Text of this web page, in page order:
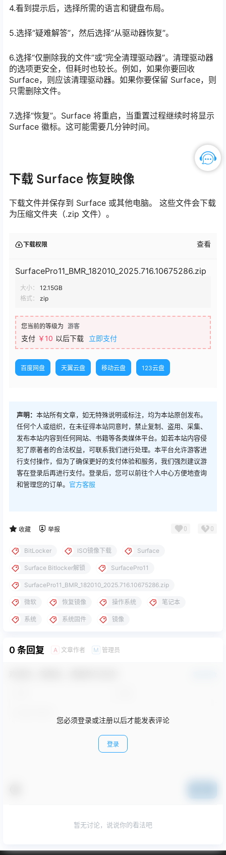
4.看到提示后，选择所需的语言和键盘布局。
5.选择“疑难解答”，然后选择“从驱动器恢复”。
6.选择“仅删除我的文件”或“完全清理驱动器”。清理驱动器
的选项更安全，但耗时也较长。例如，如果你要回收
Surface，则应该清理驱动器。如果你要保留 Surface，则
只需删除文件。
7.选择“恢复”。Surface 将重启，当重置过程继续时将显示
Surface 徽标。这可能需要几分钟时间。
下载 Surface 恢复映像
下载文件并保存到 Surface 或其他电脑。 这些文件会下载
为压缩文件夹（.zip 文件）。
下载权限 查看
SurfacePro11_BMR_182010_2025.716.10675286.zip
大小：
12.15GB
格式：
zip
您当前的等级为 游客
支付 ￥10 以后下载 立即支付
百度网盘 天翼云盘 移动云盘 123云盘
声明： 本站所有文章，如无特殊说明或标注，均为本站原创发布。
任何个人或组织，在未征得本站同意时，禁止复制、盗用、采集、
发布本站内容到任何网站、书籍等各类媒体平台。如若本站内容侵
犯了原著者的合法权益，可联系我们进行处理。本平台允许游客进
行支付操作，但为了确保更好的支付体验和服务，我们强烈建议游
客在登录后再进行支付。登录后，您可以前往个人中心方便地查询
和管理您的订单。 官方客服
收藏 举报 0 0
BitLocker ISO镜像下载 Surface
Surface Bitlocker解锁 SurfacePro11
SurfacePro11_BMR_182010_2025.716.10675286.zip
微软 恢复镜像 操作系统 笔记本
系统 系统固件 镜像
0 条回复 A 文章作者 M 管理员
您必须登录或注册以后才能发表评论
登录
暂无讨论，说说你的看法吧